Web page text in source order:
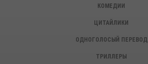
КОМЕДИИ
ЦИТАЙЛИКИ
ОДНОГОЛОСЫЙ ПЕРЕВОД
ТРИЛЛЕРЫ